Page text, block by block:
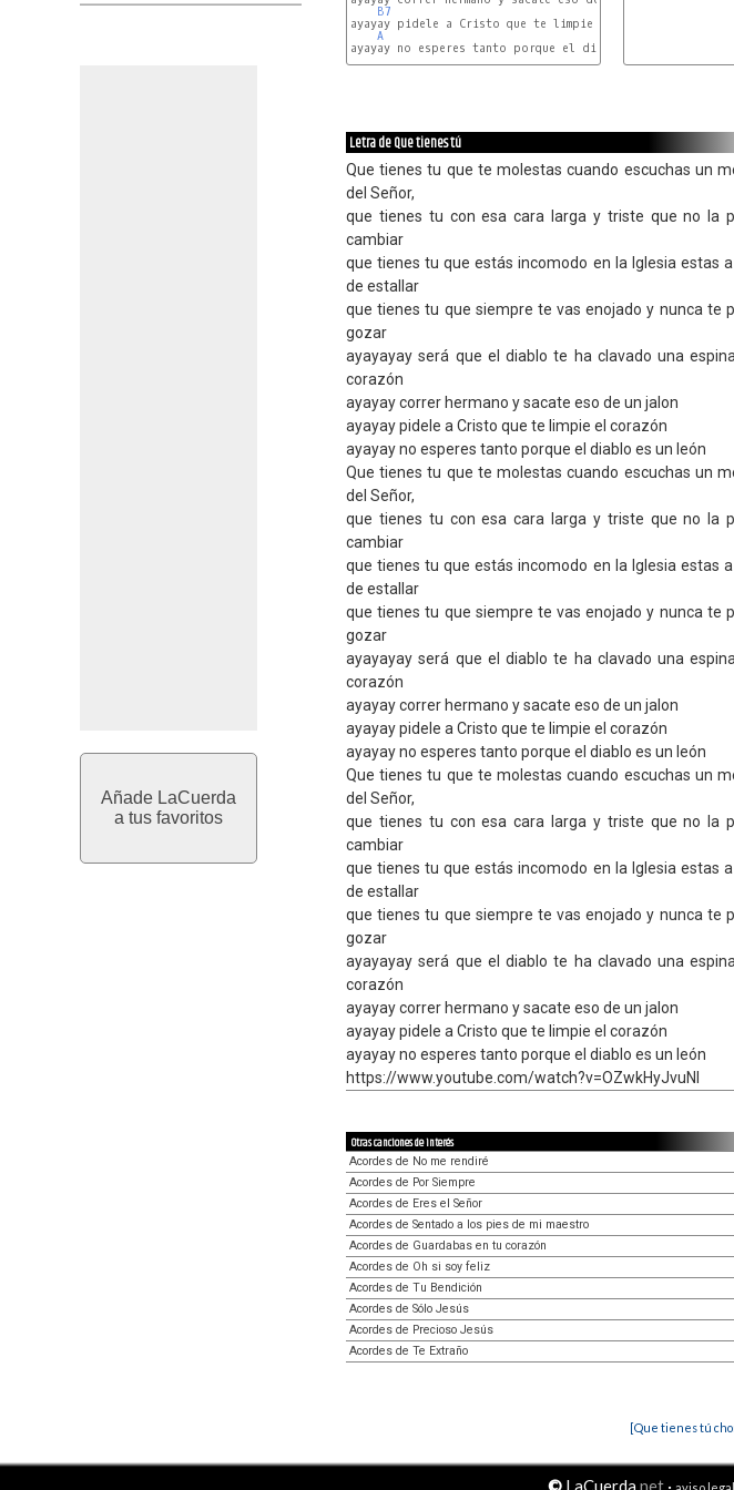
Añade LaCuerda
a tus favoritos
B7
ayayay pidele a Cristo que te limpie el corazón
A
ayayay no esperes tanto porque el diablo es un león
Letra de Que tienes tú
Que tienes tu que te molestas cuando escuchas un
del Señor,
que tienes tu con esa cara larga y triste que no la
cambiar
que tienes tu que estás incomodo en la Iglesia estas
de estallar
que tienes tu que siempre te vas enojado y nunca te
gozar
ayayayay será que el diablo te ha clavado una
corazón
ayayay correr hermano y sacate eso de un jalon
ayayay pidele a Cristo que te limpie el corazón
ayayay no esperes tanto porque el diablo es un león
Que tienes tu que te molestas cuando escuchas un
del Señor,
que tienes tu con esa cara larga y triste que no la
cambiar
que tienes tu que estás incomodo en la Iglesia estas
de estallar
que tienes tu que siempre te vas enojado y nunca te
gozar
ayayayay será que el diablo te ha clavado una
corazón
ayayay correr hermano y sacate eso de un jalon
ayayay pidele a Cristo que te limpie el corazón
ayayay no esperes tanto porque el diablo es un león
Que tienes tu que te molestas cuando escuchas un
del Señor,
que tienes tu con esa cara larga y triste que no la
cambiar
que tienes tu que estás incomodo en la Iglesia estas
de estallar
que tienes tu que siempre te vas enojado y nunca te
gozar
ayayayay será que el diablo te ha clavado una
corazón
ayayay correr hermano y sacate eso de un jalon
ayayay pidele a Cristo que te limpie el corazón
ayayay no esperes tanto porque el diablo es un león
https://www.youtube.com/watch?v=OZwkHyJvuNI
Otras canciones de interés
Acordes de No me rendiré
Acordes de Por Siempre
Acordes de Eres el Señor
Acordes de Sentado a los pies de mi maestro
Acordes de Guardabas en tu corazón
Acordes de Oh si soy feliz
Acordes de Tu Bendición
Acordes de Sólo Jesús
Acordes de Precioso Jesús
Acordes de Te Extraño
[Que tienes tú
© LaCuerda.net ·